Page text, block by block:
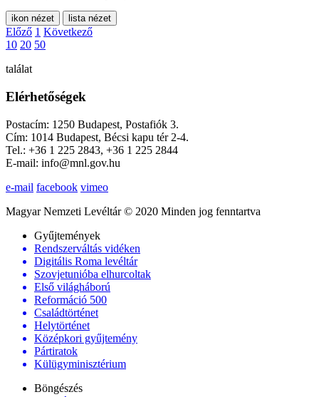
ikon nézet lista nézet
Előző 1 Következő
10 20 50
találat
Elérhetőségek
Postacím: 1250 Budapest, Postafiók 3.
Cím: 1014 Budapest, Bécsi kapu tér 2-4.
Tel.: +36 1 225 2843, +36 1 225 2844
E-mail: info@mnl.gov.hu
e-mail facebook vimeo
Magyar Nemzeti Levéltár © 2020 Minden jog fenntartva
Gyűjtemények
Rendszerváltás vidéken
Digitális Roma levéltár
Szovjetunióba elhurcoltak
Első világháború
Reformáció 500
Családtörténet
Helytörténet
Középkori gyűjtemény
Pártiratok
Külügyminisztérium
Böngészés